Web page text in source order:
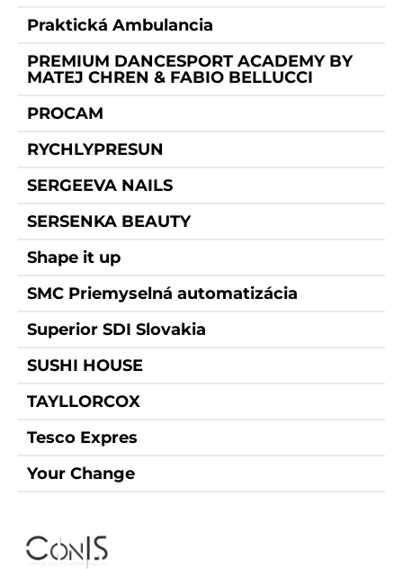
Praktická Ambulancia
PREMIUM DANCESPORT ACADEMY BY
MATEJ CHREN & FABIO BELLUCCI
PROCAM
RYCHLYPRESUN
SERGEEVA NAILS
SERSENKA BEAUTY
Shape it up
SMC Priemyselná automatizácia
Superior SDI Slovakia
SUSHI HOUSE
TAYLLORCOX
Tesco Expres
Your Change